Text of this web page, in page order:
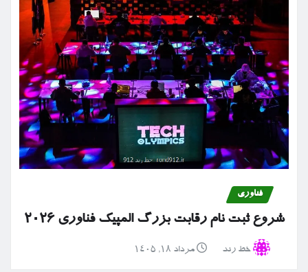
فناوری
شروع ثبت نام رقابت بزرگ المپیک فناوری ۲۰۲۶
خط رند مرداد ۱۸, ۱۴۰۵